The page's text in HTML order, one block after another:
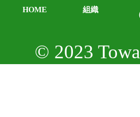
HOME 組織
© 2023